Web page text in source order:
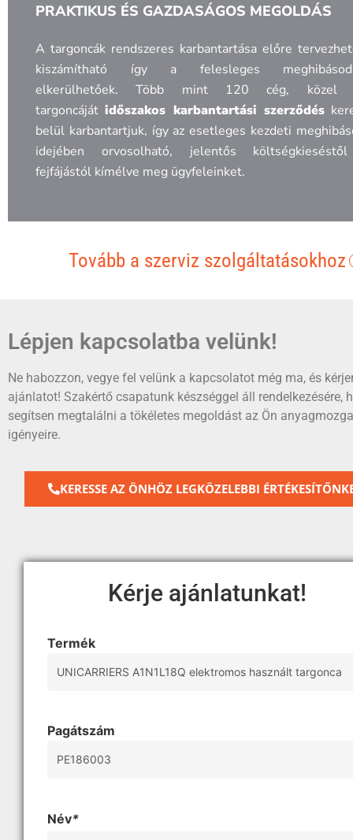
PRAKTIKUS ÉS GAZDASÁGOS MEGOLDÁS
A targoncák rendszeres karbantartása előre
kiszámítható így a felesleges
elkerülhetőek. Több mint 120 cég, közel
targoncájátidőszakos karbantartási szerződés
belül karbantartjuk, így az esetleges kezdeti
idejében orvosolható, jelentős
fejfájástól kímélve meg ügyfeleinket.
Tovább a szerviz szolgáltatásokhoz
Lépjen kapcsolatba velünk!
Ne habozzon, vegye fel velünk a kapcsolatot még ma, és
ajánlatot! Szakértő csapatunk készséggel áll rendelkezésére,
segítsen megtalálni a tökéletes megoldást az Ön
igényeire.
KERESSE AZ ÖNHÖZ LEGKÖZELEBBI
Kérje ajánlatunkat!
Termék
Pagátszám
Név*